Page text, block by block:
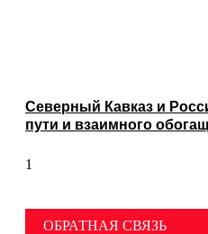
Северный Кавказ и
пути и взаимного
ОБРАТНАЯ СВЯЗЬ